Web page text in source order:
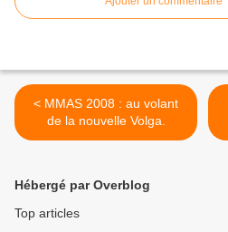
< MMAS 2008 : au volant
de la nouvelle Volga.
Hébergé par Overblog
Top articles